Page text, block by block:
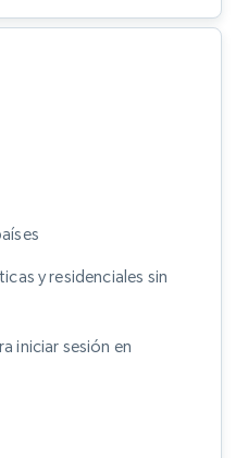
y residenciales sin
iniciar sesión en